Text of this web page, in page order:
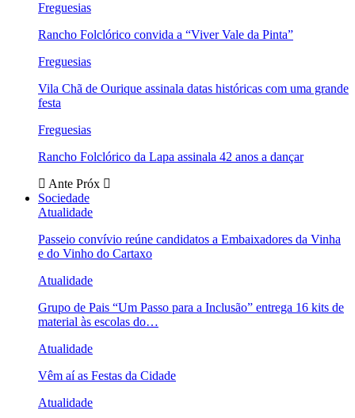
Freguesias
Rancho Folclórico convida a “Viver Vale da Pinta”
Freguesias
Vila Chã de Ourique assinala datas históricas com uma grande
festa
Freguesias
Rancho Folclórico da Lapa assinala 42 anos a dançar
Ante Próx
Sociedade
Atualidade
Passeio convívio reúne candidatos a Embaixadores da Vinha
e do Vinho do Cartaxo
Atualidade
Grupo de Pais “Um Passo para a Inclusão” entrega 16 kits de
material às escolas do…
Atualidade
Vêm aí as Festas da Cidade
Atualidade